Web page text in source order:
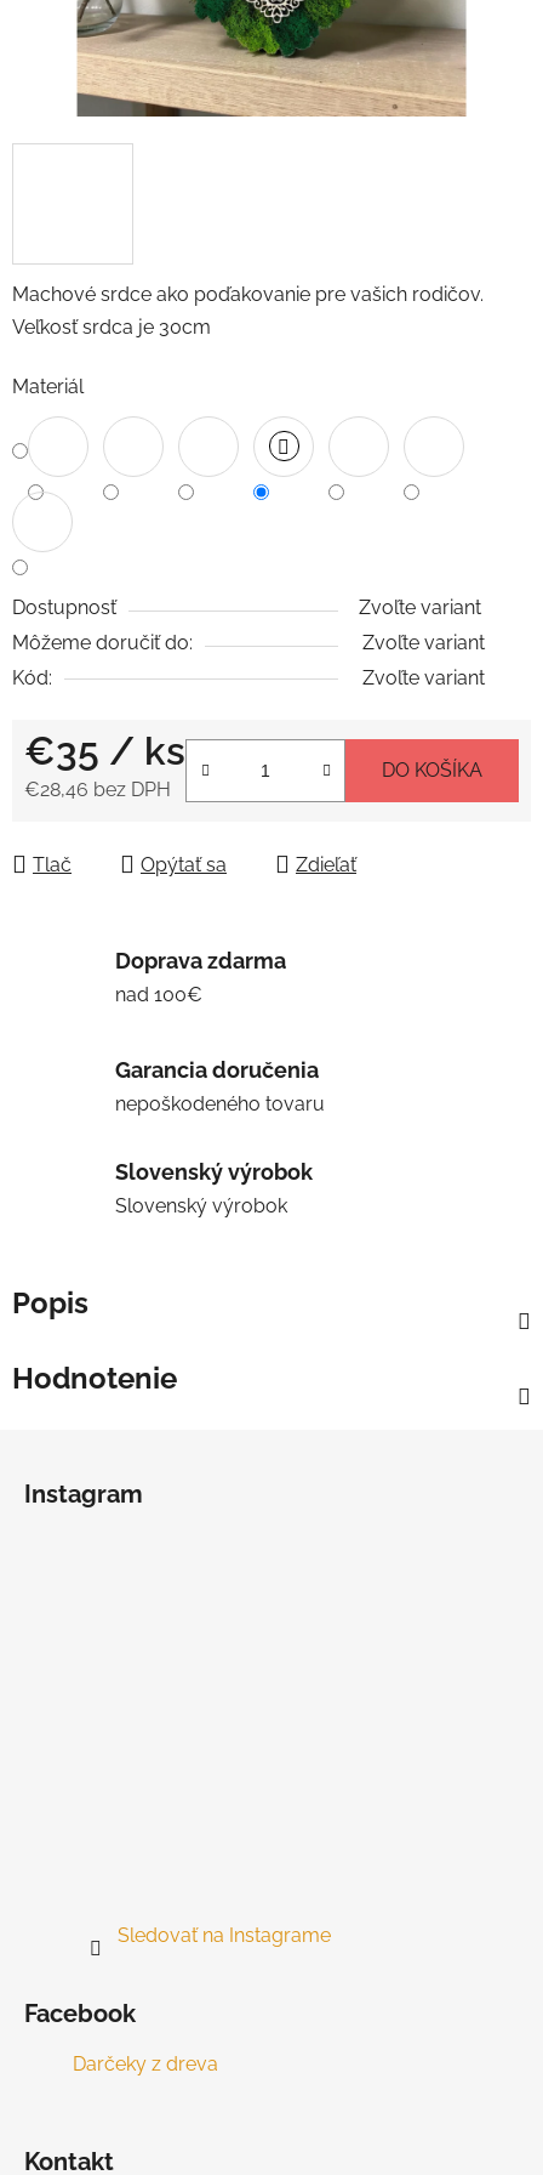
Machové srdce ako poďakovanie pre vašich rodičov.
Veľkosť srdca je 30cm
Materiál
Dostupnosť
Zvoľte variant
Môžeme doručiť do:
Zvoľte variant
Kód:
Zvoľte variant
€35 / ks
€28,46 bez DPH
DO KOŠÍKA
Tlač Opýtať sa Zdieľať
Doprava zdarma
nad 100€
Garancia doručenia
nepoškodeného tovaru
Slovenský výrobok
Slovenský výrobok
Popis
Hodnotenie
Instagram
Sledovať na Instagrame
Facebook
Darčeky z dreva
Kontakt